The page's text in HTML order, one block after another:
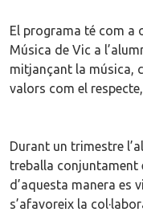
El programa té com a
Música de Vic a
mitjançant la música,
valors com el
Durant un trimestre
treballa conjuntament
d’aquesta manera es
s’afavoreix la